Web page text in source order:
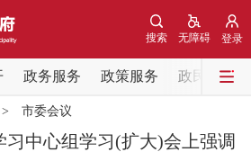
登录
无障碍
搜索
政务服务 政策服务 政民互动
国务院信息
市委会议
中心组学习(扩大)会上强调